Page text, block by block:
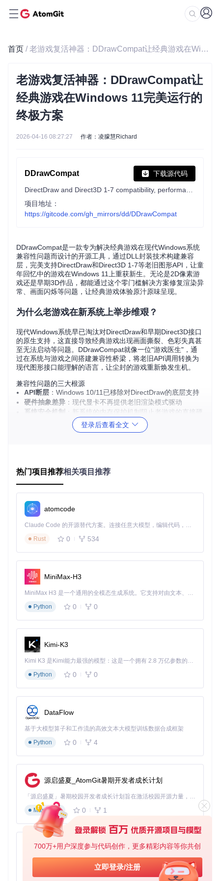
700万+用户深度参与代码创作，更多精彩内容等你共创
立即登录/注册
首页 / 老游戏复活神器：DDrawCompat让经典游戏在Windows 11完美运行的终极方案
老游戏复活神器：DDrawCompat让
经典游戏在Windows 11完美运行的
终极方案
2026-04-16 08:27:27 作者：凌朦慧Richard
DDrawCompat 下载源代码
项目地址：
https://gitcode.com/gh_mirrors/dd/DDrawCompat
DDrawCompat是一款专为解决经典游戏在现代Windows系统
兼容性问题而设计的开源工具，通过DLL封装技术构建兼容
层，完美支持DirectDraw和Direct3D 1-7等老旧图形API，让童
年回忆中的游戏在Windows 11上重获新生。无论是2D像素游
戏还是早期3D作品，都能通过这个零门槛解决方案修复渲染异
常、画面闪烁等问题，让经典游戏体验原汁原味呈现。
为什么老游戏在新系统上举步维艰？
现代Windows系统早已淘汰对DirectDraw和早期Direct3D接口
的原生支持，这直接导致经典游戏出现画面撕裂、色彩失真甚
至无法启动等问题。DDrawCompat就像一位"游戏医生"，通
过在系统与游戏之间搭建兼容性桥梁，将老旧API调用转换为
现代图形接口能理解的语言，让尘封的游戏重新焕发生机。
兼容性问题的三大根源
API断层 ：Windows 10/11已移除对DirectDraw的底层支持
硬件抽象差异 ：现代显卡不再提供老旧渲染模式驱动
系统安全机制 ：新系统的内存保护机制阻止老游戏的直接硬
从项目仓库克隆最新代码进行编译，或直接下载稳定版本的dd
raw.dll文件。务必选择不带"debug"标识的发行版本，确保获
得经过充分测试的稳定兼容层。
git clone
系统全局设置。
验证安装效果
启动游戏后，检查游戏目录下是否生成DDrawCompat-
进阶使用技巧与优化
定制化配置指南
在游戏目录创建DDrawCompat.ini配置文件，可精细调整各项
参数：
设置帧率限制解决画面撕裂
调整纹理过滤模式提升画质
配置色彩深度适配不同游戏需求
重要配置示例：
[Compatibility]
ForceDirect3D9
[Render]
ResolutionScale = 2.0
TextureFilter
常见问题解决方案
🔧
游戏启动无反应
：检查ddraw.dll与系统位数（32/64位）是
画面异常：尝试禁用硬件加速或调整色彩键模式
性能卡顿：降低分辨率缩放比例并启用帧率限制
登录后查看全文
热门项目推荐相关项目推荐
atomcode
Claude Code 的开源替代方案。连接任意大模型，编辑代码，运行命令，自动验证 — 全自动执行。用 Rust 构建，极致性能。 ｜ An open-source alternative to Claude Code. Connect any LLM, edit code, run commands, and verify changes — autonomously. Built in Rust for speed. Get Started
Rust
0 534
MiniMax-H3
MiniMax H3 是一个通用的全模态生成系统。它支持对由文本、图像、视频和音频组成的多模态上下文进行统一理解，并能生成分辨率高达 2K、时长可达 15 秒的带原生立体声音频的视频。得益于面向任务泛化的系统设计，H3 在预训练阶段就已具备广泛的多模态上下文理解与生成能力，能够出色地执行复杂的多模态指令。
Python
0 0
Kimi-K3
Kimi K3 是Kimi能力最强的模型：这是一个拥有 2.8 万亿参数的混合专家（MoE）模型，具备原生视觉理解能力，并支持 100 万 token 的上下文窗口。
Python
0 0
DataFlow
基于大模型算子和工作流的高效文本大模型训练数据合成框架
Python
0 4
源启盛夏_AtomGit暑期开发者成长计划
「源启盛夏」暑期校园开发者成长计划旨在激活校园开源力量，通过积分激励、认证扶持、资源倾斜等形式，引导高校组织和开发者完成「入驻 — 建项目 — 做贡献 — 获认证 — 得资源」的完整闭环。无论你是想带领社团入驻平台的组织者，还是希望用代码贡献证明自己的开发者，都能在这里找到属于你的成长路径。
Markdown
0 1
py-xiaozhi
基于Python的Xiaozhi AI，适用于想要完整Xiaozhi体验而无需拥有专用硬件的用户。
Python
0 1